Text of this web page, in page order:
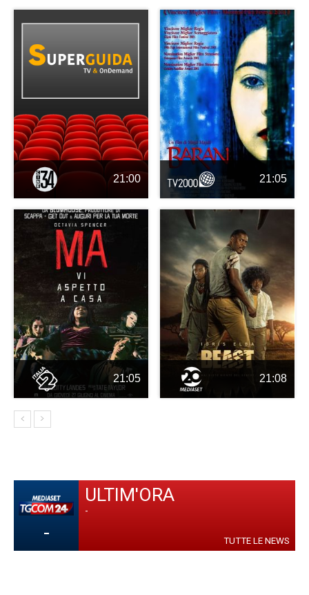
21:00 21:05
21:05 21:08
-
ULTIM'ORA
-
TUTTE LE NEWS